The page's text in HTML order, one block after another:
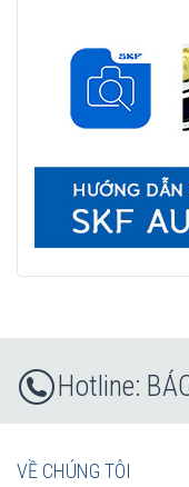
VỀ CHÚNG TÔI